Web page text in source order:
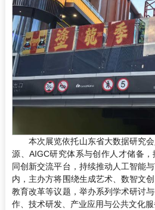
本次展览依托山东省大数据研究
源、AIGC研究体系与创作人才储备
同创新交流平台，持续推动人工智能
内，主办方将围绕生成艺术、数智文
教育改革等议题，举办系列学术研讨
作、技术研发、产业应用与公共文化服